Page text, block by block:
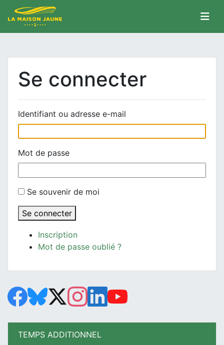
Se connecter
Identifiant ou adresse e-mail
Mot de passe
Se souvenir de moi
Se connecter
Inscription
Mot de passe oublié ?
TEMPS ADDITIONNEL